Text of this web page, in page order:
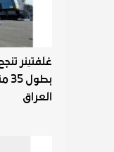
غلفتينر
العراق